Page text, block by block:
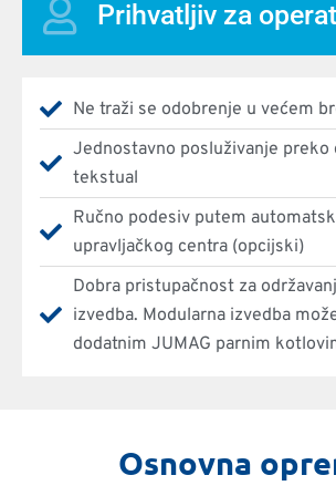
Prihvatljiv za
Ne traži se odobrenje u većem
Jednostavno posluživanje preko
tekstual
Ručno podesiv putem
upravljačkog centra (opcijski)
Dobra pristupačnost za
izvedba. Modularna izvedba
dodatnim JUMAG parnim
Osnovna